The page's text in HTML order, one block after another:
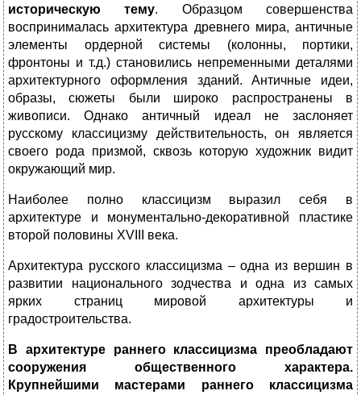
историческую тему. Образцом совершенства
воспринималась архитектура древнего мира, античные
элементы ордерной системы (колонны, портики,
фронтоны и т.д.) становились непременными деталями
архитектурного оформления зданий. Античные идеи,
образы, сюжеты были широко распространены в
живописи. Однако античный идеал не заслоняет
русскому классицизму действительность, он является
своего рода призмой, сквозь которую художник видит
окружающий мир.
Наиболее полно классицизм выразил себя в
архитектуре и монументально-декоративной пластике
второй половины XVIII века.
Архитектура русского классицизма – одна из вершин в
развитии национального зодчества и одна из самых
ярких страниц мировой архитектуры и
градостроительства.
В архитектуре раннего классицизма преобладают
сооружения общественного характера.
Крупнейшими мастерами раннего классицизма